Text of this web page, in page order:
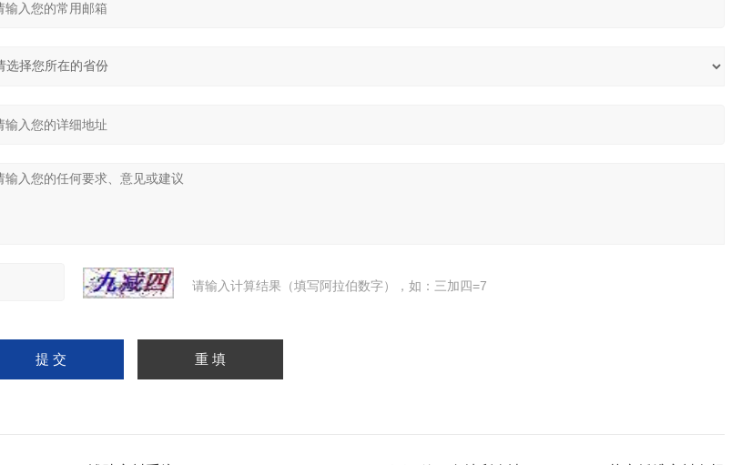
请输入计算结果（填写阿拉伯数字），如：三加四=7